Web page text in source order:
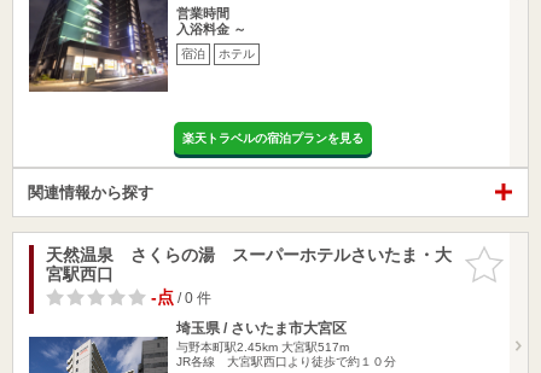
営業時間
入浴料金 ～
宿泊 ホテル
楽天トラベルの宿泊プランを見る
関連情報から探す
お気に入
りに追加
天然温泉 さくらの湯 スーパーホテルさいたま・大
宮駅西口
-点/ 0 件
埼玉県 / さいたま市大宮区
与野本町駅2.45km 大宮駅517m
JR各線 大宮駅西口より徒歩で約１０分